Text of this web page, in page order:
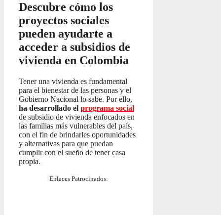
Descubre cómo los
proyectos sociales
pueden ayudarte a
acceder a subsidios de
vivienda en Colombia
Tener una vivienda es fundamental
para el bienestar de las personas y el
Gobierno Nacional lo sabe. Por ello,
ha desarrollado el programa social
de subsidio de vivienda enfocados en
las familias más vulnerables del país,
con el fin de brindarles oportunidades
y alternativas para que puedan
cumplir con el sueño de tener casa
propia.
Enlaces Patrocinados: